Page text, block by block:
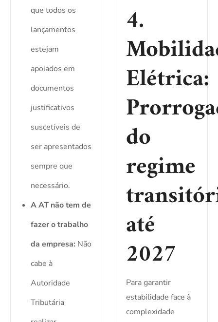
que todos os
lançamentos
estejam
apoiados em
documentos
justificativos
suscetíveis de
ser apresentados
sempre que
necessário.
A AT não tem de
fazer o trabalho
da empresa: Não
cabe à
Autoridade
Tributária
4.
Elétrica:
do
regime
até
2027
Para garantir
estabilidade face à
complexidade